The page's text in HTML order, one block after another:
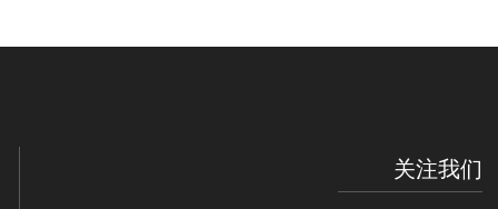
关注我们